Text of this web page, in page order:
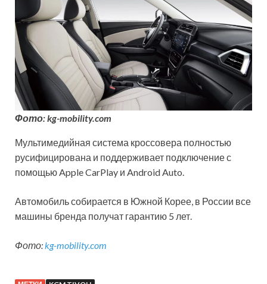
Фото: kg-mobility.com
Мультимедийная система кроссовера полностью
русифицирована и поддерживает подключение с
помощью Apple CarPlay и Android Auto.
Автомобиль собирается в Южной Корее, в России все
машины бренда получат гарантию 5 лет.
Фото:kg-mobility.com